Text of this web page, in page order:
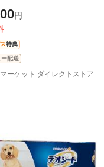
円
特典
ー配送
ーケット ダイレクトストア